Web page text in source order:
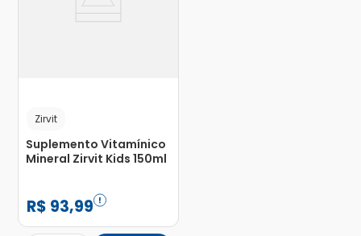
Zirvit
Suplemento Vitamínico
Mineral Zirvit Kids 150ml
R$ 93,99